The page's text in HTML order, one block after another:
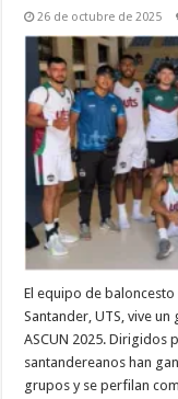
26 de octubre de 2025
El equipo de
Santander, UTS, vive
ASCUN 2025. Dirigidos
santandereanos han
grupos y se perfilan